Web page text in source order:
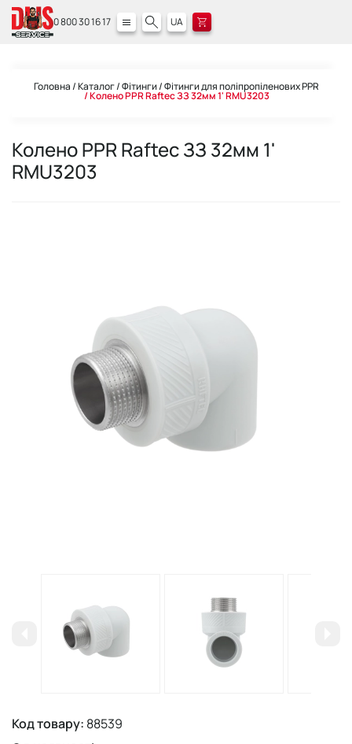
0 800 30 16 17 UA
Головна Каталог Фітинги Фітинги для поліпропіленових PPR
Колено PPR Raftec ЗЗ 32мм 1' RMU3203
Колено PPR Raftec ЗЗ 32мм 1'
RMU3203
Код товару: 88539